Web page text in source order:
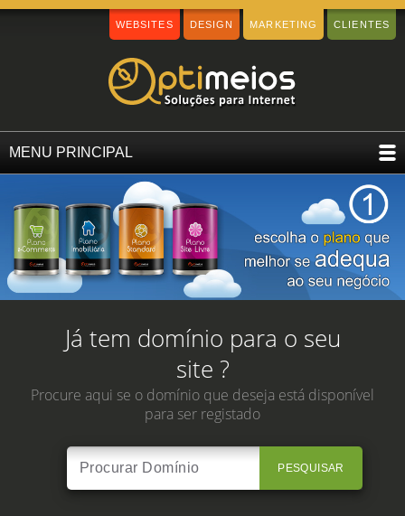
CLIENTES
MARKETING
DESIGN
WEBSITES
MENU PRINCIPAL
Já tem domínio para o seu
site ?
Procure aqui se o domínio que deseja está disponível
para ser registado
PESQUISAR